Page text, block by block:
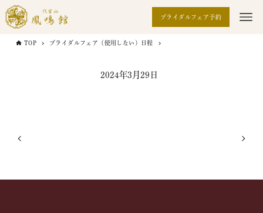
ブライダルフェア予約
TOP ブライダルフェア（使用しない）日程
2024年3月29日